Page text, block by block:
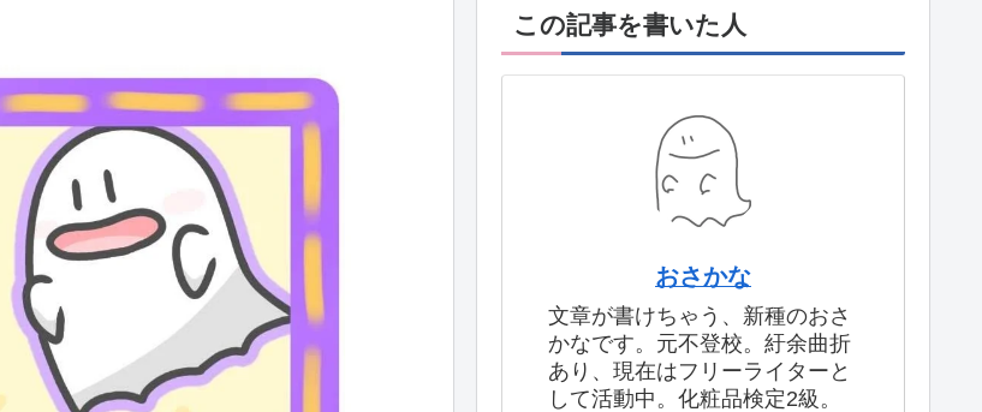
この記事を書いた人
おさかな
文章が書けちゃう、新種のおさ
かなです。元不登校。紆余曲折
あり、現在はフリーライターと
して活動中。化粧品検定2級。